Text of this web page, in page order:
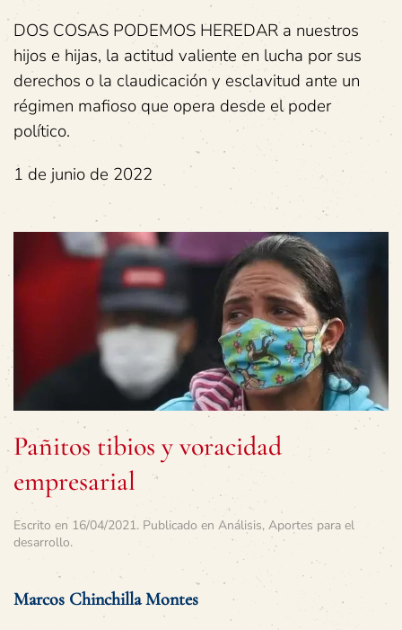
DOS COSAS PODEMOS HEREDAR a nuestros
hijos e hijas, la actitud valiente en lucha por sus
derechos o la claudicación y esclavitud ante un
régimen mafioso que opera desde el poder
político.
1 de junio de 2022
Pañitos tibios y voracidad
empresarial
Escrito en 16/04/2021. Publicado en Análisis, Aportes para el
desarrollo.
Marcos Chinchilla Montes